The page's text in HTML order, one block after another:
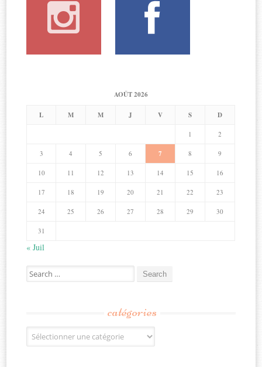
AOÛT 2026
L M M J V S D
1 2
3 4 5 6 7 8 9
10 11 12 13 14 15 16
17 18 19 20 21 22 23
24 25 26 27 28 29 30
31
« Juil
Search
for:
catégories
Catégories